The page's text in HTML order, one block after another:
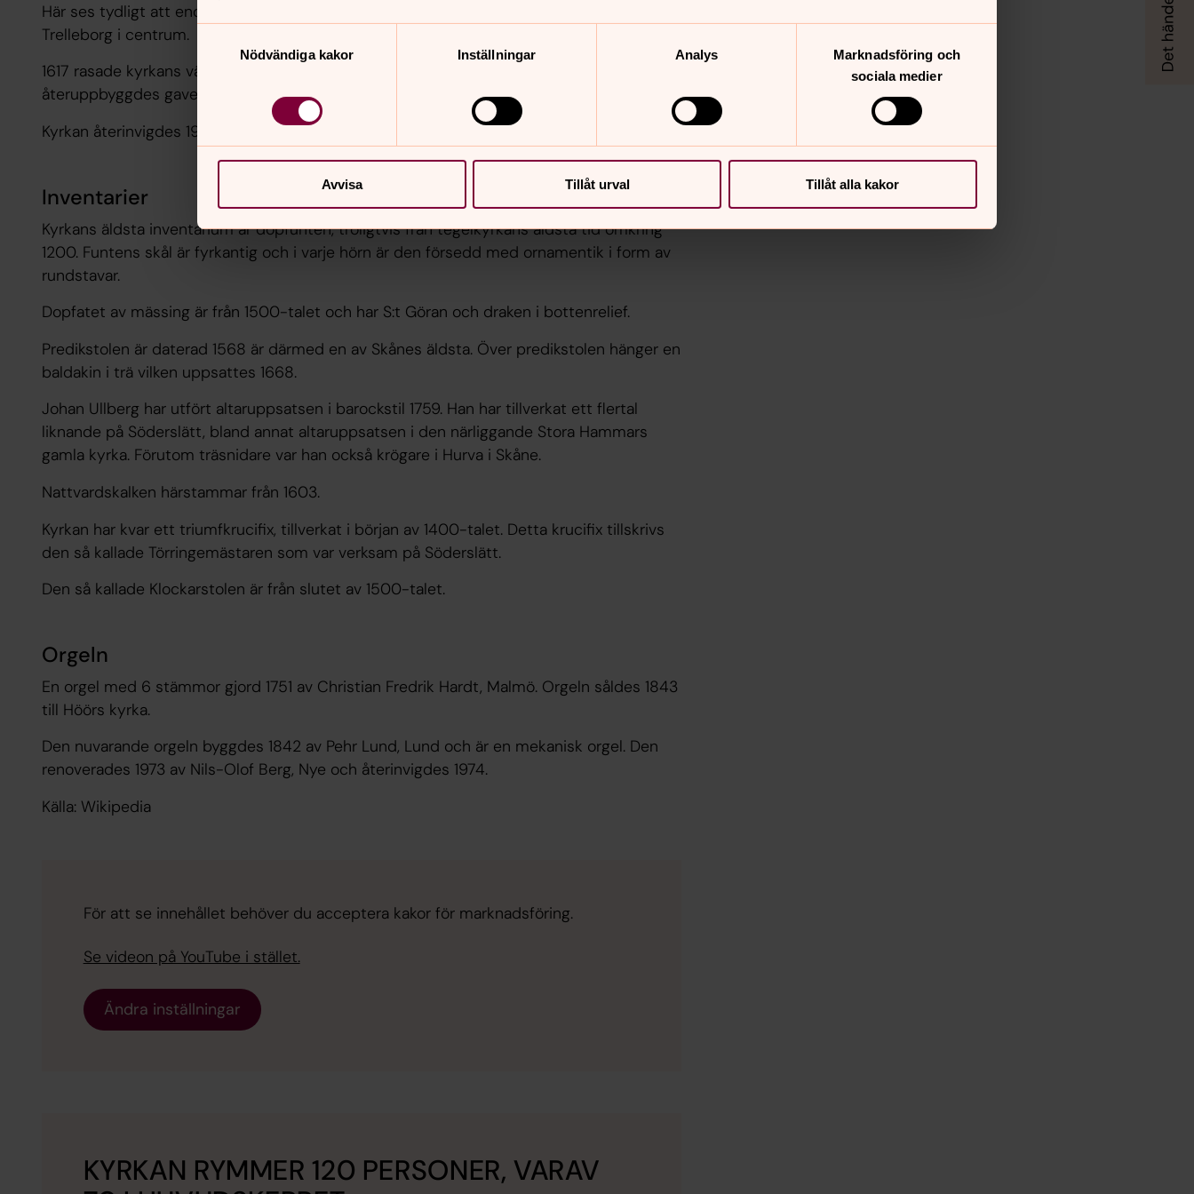
Nödvändiga kakor
Inställningar Analys
Marknadsföring och
sociala medier
Avvisa Tillåt urval Tillåt alla kakor
Här ses tydligt att endast ett fåtal tegelkyrkor finns i en grupp utmed sydkusten med
Trelleborg i centrum.
1617 rasade kyrkans västtorns västra gavelmur och dödade en man. Samma år
återuppbyggdes gaveln.
Kyrkan återinvigdes 1971 efter att ha stått öde sedan Maglarps nya kyrka togs i bruk 1909.
Inventarier
Kyrkans äldsta inventarium är dopfunten, troligtvis från tegelkyrkans äldsta tid omkring
1200. Funtens skål är fyrkantig och i varje hörn är den försedd med ornamentik i form av
rundstavar.
Dopfatet av mässing är från 1500-talet och har S:t Göran och draken i bottenrelief.
Predikstolen är daterad 1568 är därmed en av Skånes äldsta. Över predikstolen hänger en
baldakin i trä vilken uppsattes 1668.
Johan Ullberg har utfört altaruppsatsen i barockstil 1759. Han har tillverkat ett flertal
liknande på Söderslätt, bland annat altaruppsatsen i den närliggande Stora Hammars
gamla kyrka. Förutom träsnidare var han också krögare i Hurva i Skåne.
Nattvardskalken härstammar från 1603.
Kyrkan har kvar ett triumfkrucifix, tillverkat i början av 1400-talet. Detta krucifix tillskrivs
den så kallade Törringemästaren som var verksam på Söderslätt.
Den så kallade Klockarstolen är från slutet av 1500-talet.
Orgeln
En orgel med 6 stämmor gjord 1751 av Christian Fredrik Hardt, Malmö. Orgeln såldes 1843
till Höörs kyrka.
Den nuvarande orgeln byggdes 1842 av Pehr Lund, Lund och är en mekanisk orgel. Den
renoverades 1973 av Nils-Olof Berg, Nye och återinvigdes 1974.
Källa: Wikipedia
För att se innehållet behöver du acceptera kakor för marknadsföring.
Se videon på YouTube i stället.
Ändra inställningar
KYRKAN RYMMER 120 PERSONER, VARAV